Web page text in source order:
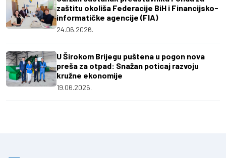
zaštitu okoliša Federacije BiH i Financijsko-
informatičke agencije (FIA)
24.06.2026.
U Širokom Brijegu puštena u pogon nova
preša za otpad: Snažan poticaj razvoju
kružne ekonomije
19.06.2026.